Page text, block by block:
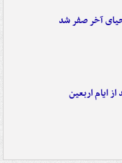
آخر صفر شد
ایام اربعین